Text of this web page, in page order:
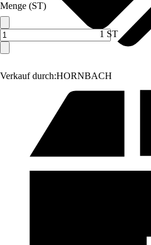
Verkauf durch:HORNBACH
Menge (ST)
1 ST